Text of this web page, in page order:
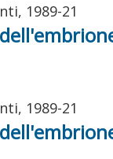
1989-21
1989-21